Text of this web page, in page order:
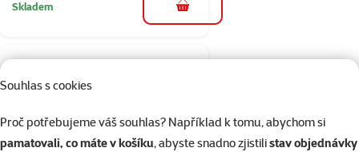
Souhlas s cookies
Proč potřebujeme váš souhlas? Například k tomu, abychom si
pamatovali, co máte v košíku, abyste snadno zjistilistav objednávky
Skladem do košíku
oboustranný 17cm
Běžná cena 109 Kč